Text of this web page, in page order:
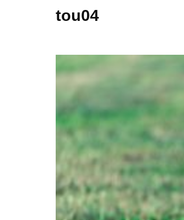
tou04